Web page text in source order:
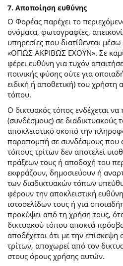
7. Αποποίηση ευθύνης
Ο Φορέας παρέχει το
ονόματα, φωτογραφίες,
υπηρεσίες που διατίθενται
«ΟΠΩΣ ΑΚΡΙΒΩΣ ΕΧΟΥΝ». Σε
φέρει ευθύνη για τυχόν
ποινικής φύσης ούτε για
ειδική ή αποθετική) του χρήστη
τόπου.
O δικτυακός τόπος ενδέχεται
(συνδέσμους) σε διαδικτυακούς
αποκλειστικό σκοπό την
παραπομπή σε συνδέσμους που
τόπους τρίτων δεν αποτελεί
πράξεων τους ή αποδοχή του
εκφράζουν, δημοσιεύουν ή
των διαδικτυακών τόπων
φέρουν την αποκλειστική
ιστοσελίδων τους ή για
προκύψει από τη χρήση τους,
δικτυακού τόπου αποκτά
αποδέχεται ότι με την επίσκεψη
τρίτων, αποχωρεί από τον
στους όρους χρήσης αυτών.